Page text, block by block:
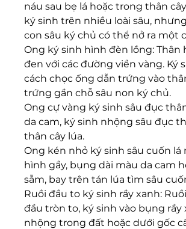
náu sau bẹ lá hoặc trong thân
ký sinh trên nhiều loài sâu,
con sâu ký chủ có thể nở ra một
Ong ký sinh hình đèn lồng: Thân
đen với các đường viền vàng. Ký
cách chọc ống dẫn trứng vào
trứng gần chỗ sâu non ký chủ.
Ong cự vàng ký sinh sâu đục
da cam, ký sinh nhộng sâu đục
thân cây lúa.
Ong kén nhỏ ký sinh sâu cuốn lá
hình gầy, bụng dài màu da cam
sẫm, bay trên tán lúa tìm sâu
Ruồi đầu to ký sinh rầy xanh:
đầu tròn to, ký sinh vào bụng rầy
nhộng trong đất hoặc dưới gốc